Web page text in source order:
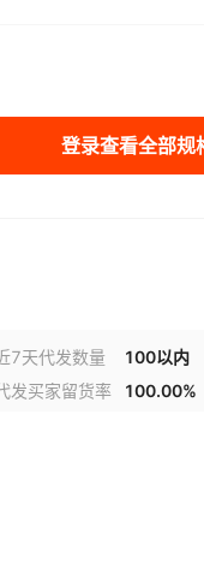
登录查看全部规
7天代发数量 100以内
发买家留货率
100.00%